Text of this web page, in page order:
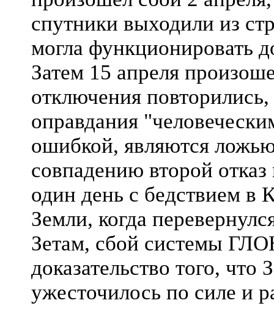
спутники выходили из
могла функционировать
Затем 15 апреля
отключения
оправдания
ошибкой, являются
совпадению второй
один день с бедствием в
Земли, когда
Зетам, сбой системы
доказательство того, что
ужесточилось по силе и